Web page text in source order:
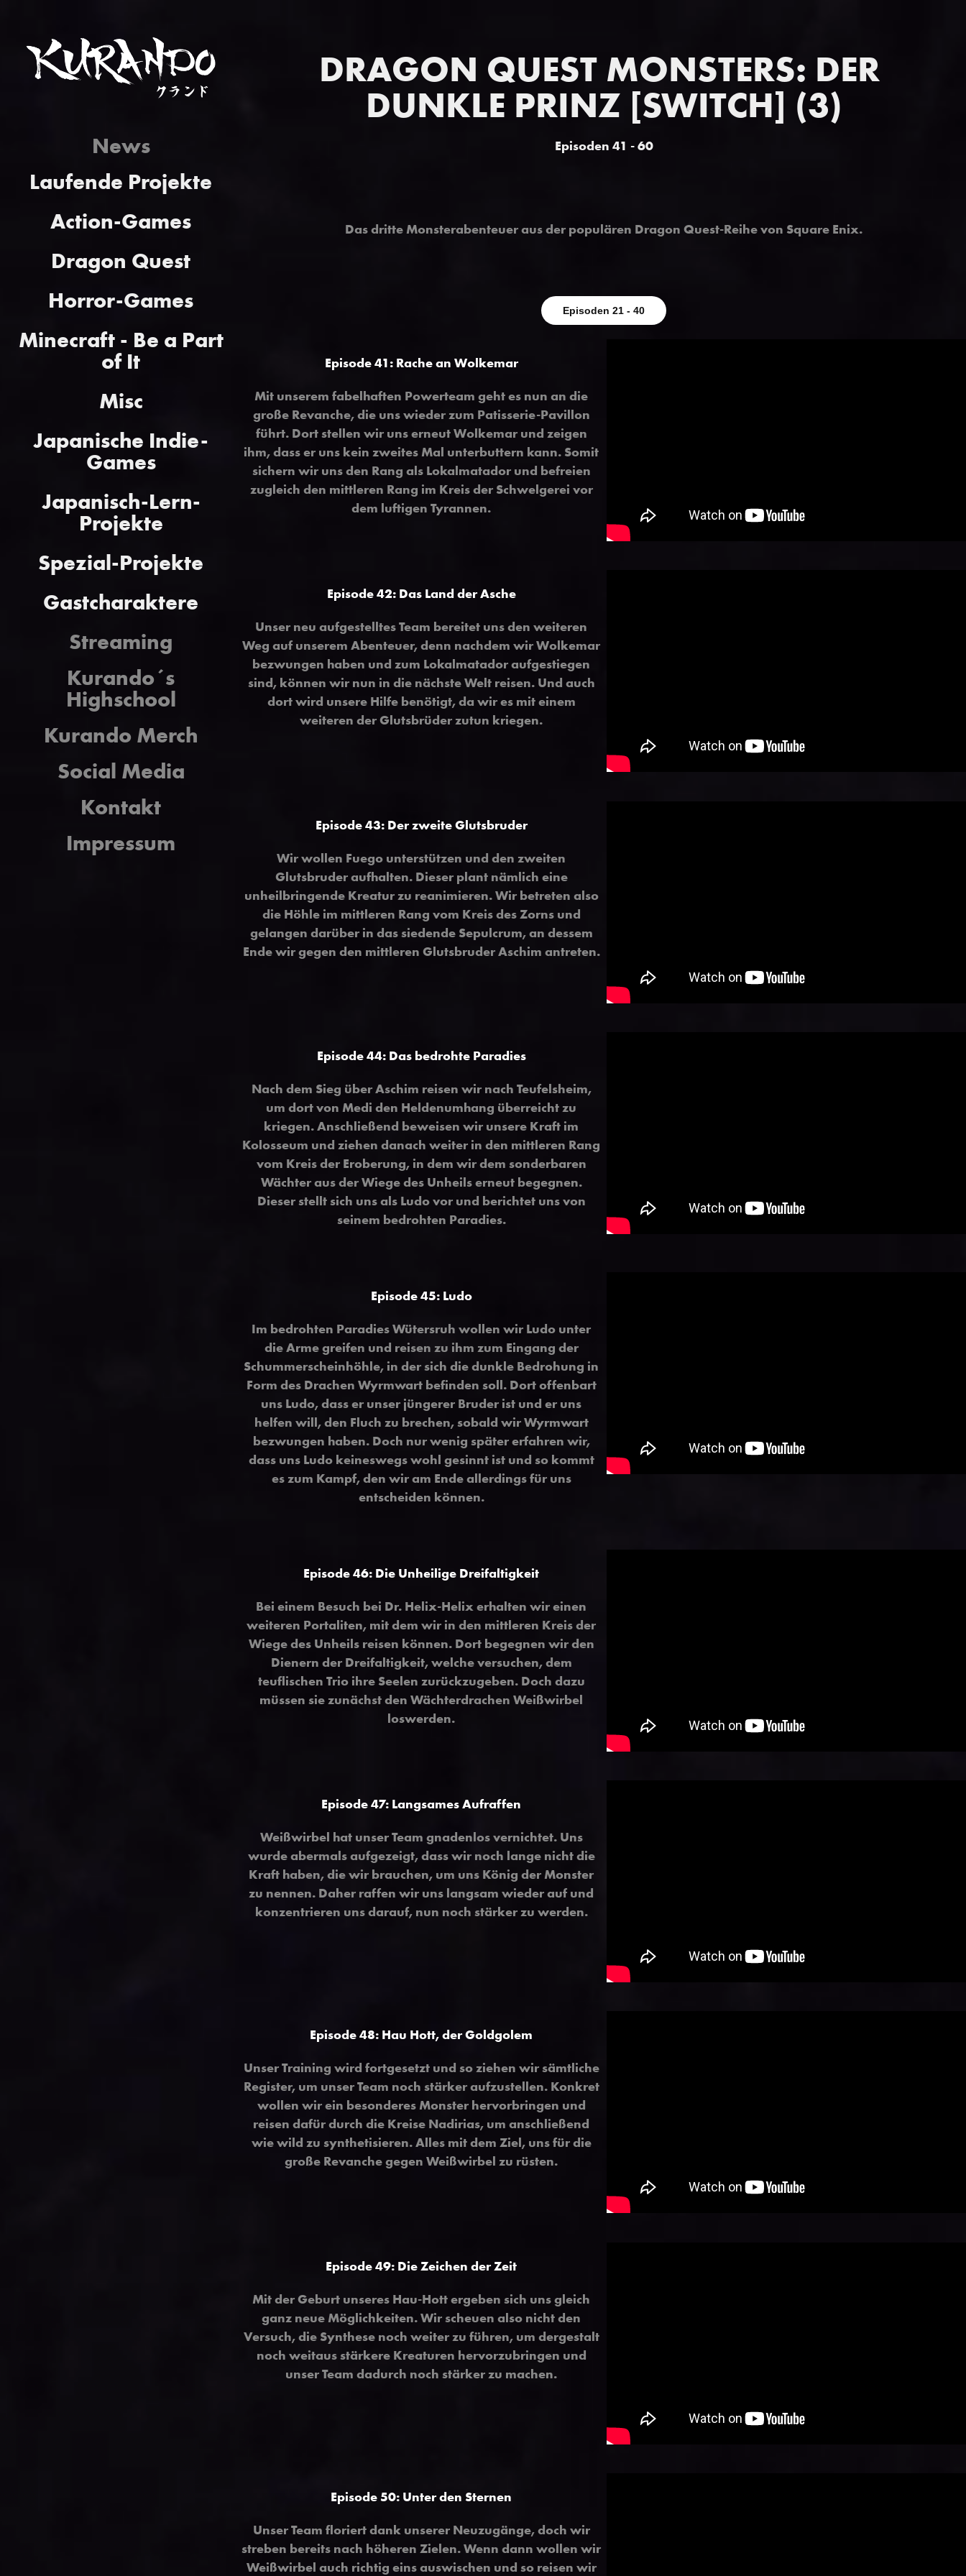
News
Laufende Projekte
Action-Games
Dragon Quest
Horror-Games
Minecraft - Be a Part
of It
Misc
Japanische Indie-
Games
Japanisch-Lern-
Projekte
Spezial-Projekte
Gastcharaktere
Streaming
Kurando´s
Highschool
Kurando Merch
Social Media
Kontakt
Impressum
DRAGON QUEST MONSTERS: DER
DUNKLE PRINZ [SWITCH] (3)
Episoden 41 - 60
Das dritte Monsterabenteuer aus der populären Dragon Quest-Reihe von Square Enix.
Episoden 21 - 40
Episode 41: Rache an Wolkemar
Mit unserem fabelhaften Powerteam geht es nun an die
große Revanche, die uns wieder zum Patisserie-Pavillon
führt. Dort stellen wir uns erneut Wolkemar und zeigen
ihm, dass er uns kein zweites Mal unterbuttern kann. Somit
sichern wir uns den Rang als Lokalmatador und befreien
zugleich den mittleren Rang im Kreis der Schwelgerei vor
dem luftigen Tyrannen.
Episode 42: Das Land der Asche
Unser neu aufgestelltes Team bereitet uns den weiteren
Weg auf unserem Abenteuer, denn nachdem wir Wolkemar
bezwungen haben und zum Lokalmatador aufgestiegen
sind, können wir nun in die nächste Welt reisen. Und auch
dort wird unsere Hilfe benötigt, da wir es mit einem
weiteren der Glutsbrüder zutun kriegen.
Episode 43: Der zweite Glutsbruder
Wir wollen Fuego unterstützen und den zweiten
Glutsbruder aufhalten. Dieser plant nämlich eine
unheilbringende Kreatur zu reanimieren. Wir betreten also
die Höhle im mittleren Rang vom Kreis des Zorns und
gelangen darüber in das siedende Sepulcrum, an dessem
Ende wir gegen den mittleren Glutsbruder Aschim antreten.
Episode 44: Das bedrohte Paradies
Nach dem Sieg über Aschim reisen wir nach Teufelsheim,
um dort von Medi den Heldenumhang überreicht zu
kriegen. Anschließend beweisen wir unsere Kraft im
Kolosseum und ziehen danach weiter in den mittleren Rang
vom Kreis der Eroberung, in dem wir dem sonderbaren
Wächter aus der Wiege des Unheils erneut begegnen.
Dieser stellt sich uns als Ludo vor und berichtet uns von
seinem bedrohten Paradies.
Episode 45: Ludo
Im bedrohten Paradies Wütersruh wollen wir Ludo unter
die Arme greifen und reisen zu ihm zum Eingang der
Schummerscheinhöhle, in der sich die dunkle Bedrohung in
Form des Drachen Wyrmwart befinden soll. Dort offenbart
uns Ludo, dass er unser jüngerer Bruder ist und er uns
helfen will, den Fluch zu brechen, sobald wir Wyrmwart
bezwungen haben. Doch nur wenig später erfahren wir,
dass uns Ludo keineswegs wohl gesinnt ist und so kommt
es zum Kampf, den wir am Ende allerdings für uns
entscheiden können.
Episode 46: Die Unheilige Dreifaltigkeit
Bei einem Besuch bei Dr. Helix-Helix erhalten wir einen
weiteren Portaliten, mit dem wir in den mittleren Kreis der
Wiege des Unheils reisen können. Dort begegnen wir den
Dienern der Dreifaltigkeit, welche versuchen, dem
teuflischen Trio ihre Seelen zurückzugeben. Doch dazu
müssen sie zunächst den Wächterdrachen Weißwirbel
loswerden.
Episode 47: Langsames Aufraffen
Weißwirbel hat unser Team gnadenlos vernichtet. Uns
wurde abermals aufgezeigt, dass wir noch lange nicht die
Kraft haben, die wir brauchen, um uns König der Monster
zu nennen. Daher raffen wir uns langsam wieder auf und
konzentrieren uns darauf, nun noch stärker zu werden.
Episode 48: Hau Hott, der Goldgolem
Unser Training wird fortgesetzt und so ziehen wir sämtliche
Register, um unser Team noch stärker aufzustellen. Konkret
wollen wir ein besonderes Monster hervorbringen und
reisen dafür durch die Kreise Nadirias, um anschließend
wie wild zu synthetisieren. Alles mit dem Ziel, uns für die
große Revanche gegen Weißwirbel zu rüsten.
Episode 49: Die Zeichen der Zeit
Mit der Geburt unseres Hau-Hott ergeben sich uns gleich
ganz neue Möglichkeiten. Wir scheuen also nicht den
Versuch, die Synthese noch weiter zu führen, um dergestalt
noch weitaus stärkere Kreaturen hervorzubringen und
unser Team dadurch noch stärker zu machen.
Episode 50: Unter den Sternen
Unser Team floriert dank unserer Neuzugänge, doch wir
streben bereits nach höheren Zielen. Wenn dann wollen wir
Weißwirbel auch richtig eins auswischen und so reisen wir